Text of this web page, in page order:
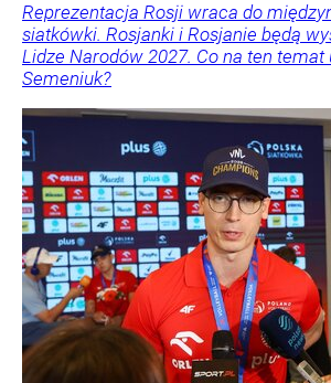
Reprezentacja Rosji wraca do
siatkówki. Rosjanki i Rosjanie będą
Lidze Narodów 2027. Co na ten
Semeniuk?